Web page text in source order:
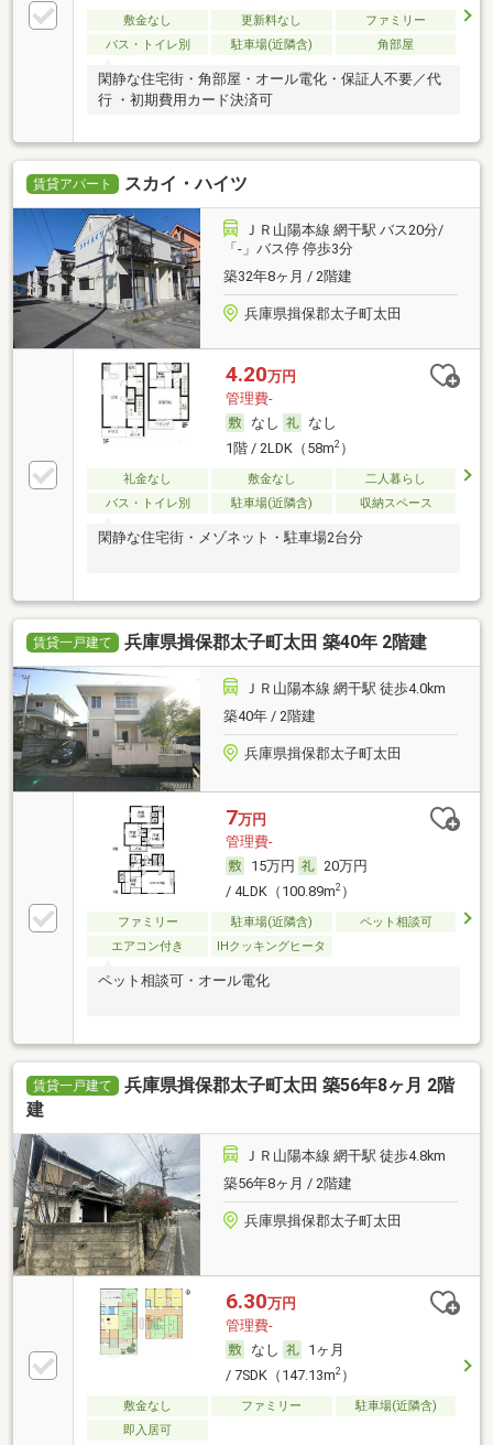
敷金なし 更新料なし
ファミリー
バス・トイレ別
駐車場(近隣含) 角部屋
閑静な住宅街・角部屋・オール電化・保証人不要／代
行 ・初期費用カード決済可
賃貸アパート スカイ・ハイツ
ＪＲ山陽本線 網干駅 バス20分/
「-」バス停 停歩3分
築32年8ヶ月 / 2階建
兵庫県揖保郡太子町太田
4.20万円
管理費-
なし
なし
1階 / 2LDK（58m2）
礼金なし 敷金なし
二人暮らし
バス・トイレ別
駐車場(近隣含) 収納スペース
閑静な住宅街・メゾネット・駐車場2台分
賃貸一戸建て 兵庫県揖保郡太子町太田 築40年 2階建
ＪＲ山陽本線 網干駅 徒歩4.0km
築40年 / 2階建
兵庫県揖保郡太子町太田
7万円
管理費-
15万円
20万円
/ 4LDK（100.89m2）
ファミリー 駐車場(近隣含)
ペット相談可
エアコン付き
IHクッキングヒータ
ペット相談可・オール電化
賃貸一戸建て
兵庫県揖保郡太子町太田 築56年8ヶ月 2階
建
ＪＲ山陽本線 網干駅 徒歩4.8km
築56年8ヶ月 / 2階建
兵庫県揖保郡太子町太田
6.30万円
管理費-
なし
1ヶ月
/ 7SDK（147.13m2）
敷金なし ファミリー
駐車場(近隣含)
即入居可